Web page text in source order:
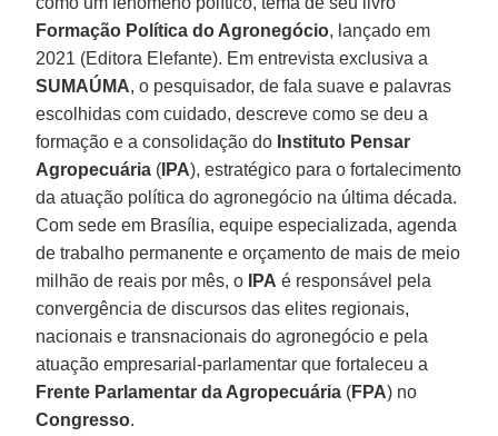
Formação Política do Agronegócio, lançado em
2021 (Editora Elefante). Em entrevista exclusiva a
SUMAÚMA, o pesquisador, de fala suave e palavras
escolhidas com cuidado, descreve como se deu a
formação e a consolidação do Instituto Pensar
Agropecuária ( IPA), estratégico para o fortalecimento
da atuação política do agronegócio na última década.
Com sede em Brasília, equipe especializada, agenda
de trabalho permanente e orçamento de mais de meio
milhão de reais por mês, o
IPA é responsável pela
convergência de discursos das elites regionais,
nacionais e transnacionais do agronegócio e pela
atuação empresarial-parlamentar que fortaleceu a
Frente Parlamentar da Agropecuária (FPA) no
Congresso.